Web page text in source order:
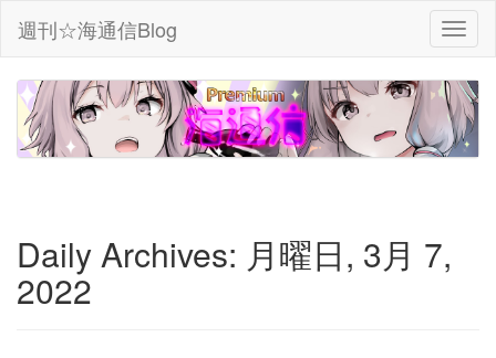
週刊☆海通信Blog
Daily Archives: 月曜日, 3月 7,
2022